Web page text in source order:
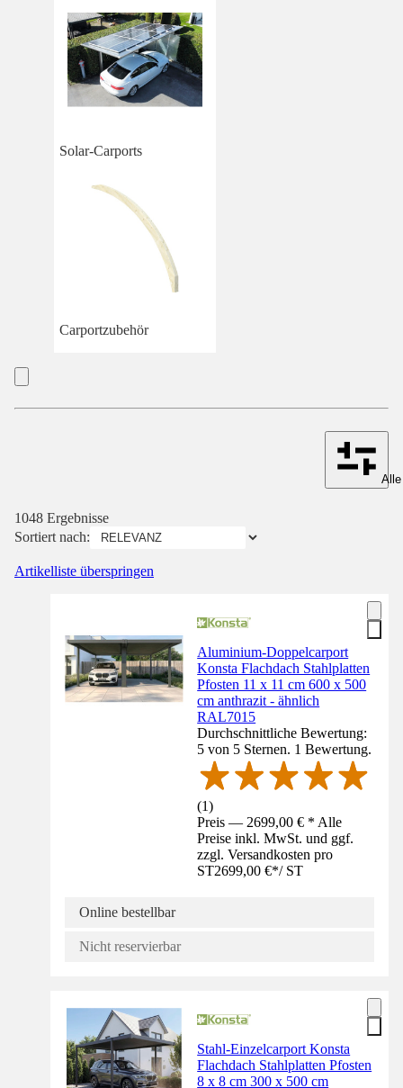
Solar-Carports
Carportzubehör
1048 Ergebnisse
Sortiert nach:
Artikelliste überspringen
Aluminium-Doppelcarport
Konsta Flachdach Stahlplatten
Pfosten 11 x 11 cm 600 x 500
cm anthrazit - ähnlich
RAL7015
Durchschnittliche Bewertung:
5 von 5 Sternen. 1 Bewertung.
(1)
Preis — 2699,00 € * Alle
Preise inkl. MwSt. und ggf.
zzgl. Versandkosten pro
ST2699,00 €*/ ST
Online bestellbar
Nicht reservierbar
Stahl-Einzelcarport Konsta
Flachdach Stahlplatten Pfosten
8 x 8 cm 300 x 500 cm